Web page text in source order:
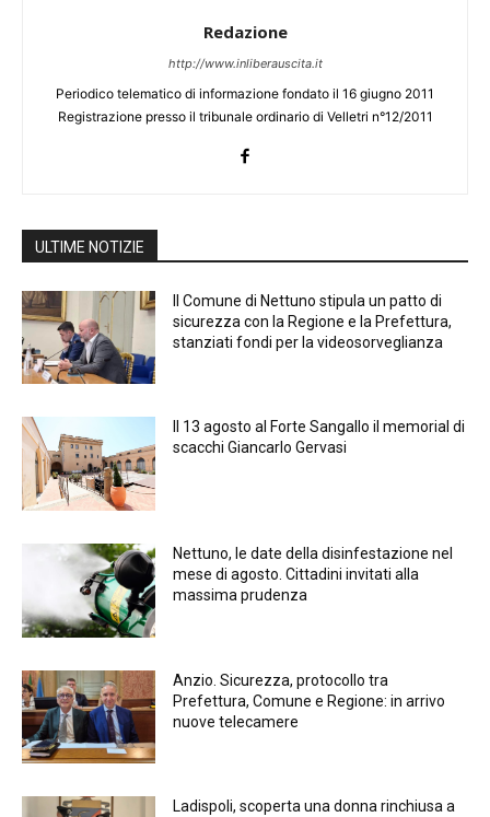
Redazione
http://www.inliberauscita.it
Periodico telematico di informazione fondato il 16 giugno 2011
Registrazione presso il tribunale ordinario di Velletri n°12/2011
ULTIME NOTIZIE
Il Comune di Nettuno stipula un patto di
sicurezza con la Regione e la Prefettura,
stanziati fondi per la videosorveglianza
Il 13 agosto al Forte Sangallo il memorial di
scacchi Giancarlo Gervasi
Nettuno, le date della disinfestazione nel
mese di agosto. Cittadini invitati alla
massima prudenza
Anzio. Sicurezza, protocollo tra
Prefettura, Comune e Regione: in arrivo
nuove telecamere
Ladispoli, scoperta una donna rinchiusa a